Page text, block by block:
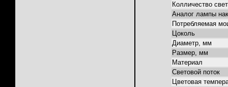
Колличество
Аналог лампы
Потребляемая
Цоколь
Диаметр, мм
Размер, мм
Материал
Световой поток
Цветовая